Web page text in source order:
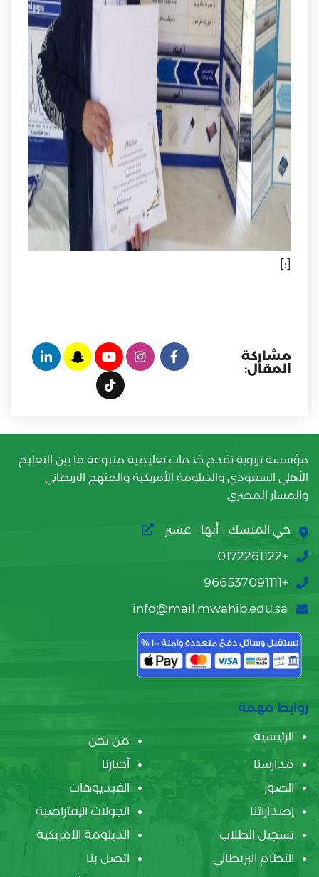
[:]
مشاركة
المقال:
مؤسسة تربوية تقدم خدمات تعليمية متنوعة ما بين التعليم
الأهلي السعودي والدبلومة الأمريكية والمنهج البريطاني
والمسار المصري
حي المنسك - أبها - عسير
+0172261122
+966537091111
info@mail.mwahib.edu.sa
روابط مهمة
الرئيسية
من نحن
مدارسنا
أخبارنا
الصور
الفيديوهات
إصداراتنا
الجولات الإفتراضية
تسجيل الطلاب
الدبلومة الأمريكية
النظام البريطاني
اتصل بنا